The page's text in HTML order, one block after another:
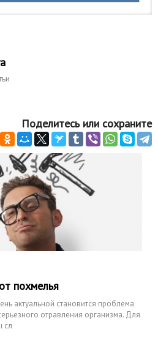
Поделитесь или сохраните
похмелья
актуальной становится проблема
отравления организма. Для
сл